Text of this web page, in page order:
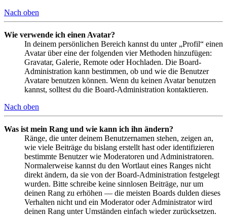
Nach oben
Wie verwende ich einen Avatar?
In deinem persönlichen Bereich kannst du unter „Profil“ einen
Avatar über eine der folgenden vier Methoden hinzufügen:
Gravatar, Galerie, Remote oder Hochladen. Die Board-
Administration kann bestimmen, ob und wie die Benutzer
Avatare benutzen können. Wenn du keinen Avatar benutzen
kannst, solltest du die Board-Administration kontaktieren.
Nach oben
Was ist mein Rang und wie kann ich ihn ändern?
Ränge, die unter deinem Benutzernamen stehen, zeigen an,
wie viele Beiträge du bislang erstellt hast oder identifizieren
bestimmte Benutzer wie Moderatoren und Administratoren.
Normalerweise kannst du den Wortlaut eines Ranges nicht
direkt ändern, da sie von der Board-Administration festgelegt
wurden. Bitte schreibe keine sinnlosen Beiträge, nur um
deinen Rang zu erhöhen — die meisten Boards dulden dieses
Verhalten nicht und ein Moderator oder Administrator wird
deinen Rang unter Umständen einfach wieder zurücksetzen.